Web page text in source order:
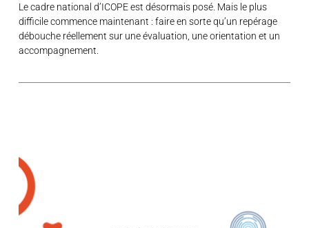
Le cadre national d’ICOPE est désormais posé. Mais le plus
difficile commence maintenant : faire en sorte qu’un repérage
débouche réellement sur une évaluation, une orientation et un
accompagnement.